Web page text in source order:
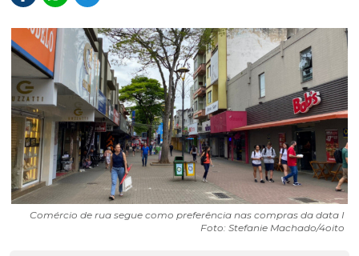
Comércio de rua segue como preferência nas compras da data I
Foto: Stefanie Machado/4oito